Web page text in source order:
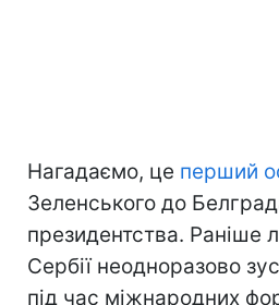
Нагадаємо, це перший
Зеленського до
президентства. Раніше
Сербії неодноразово
під час міжнародних